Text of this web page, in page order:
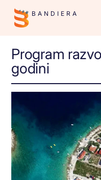
BANDIERA
Program
godini